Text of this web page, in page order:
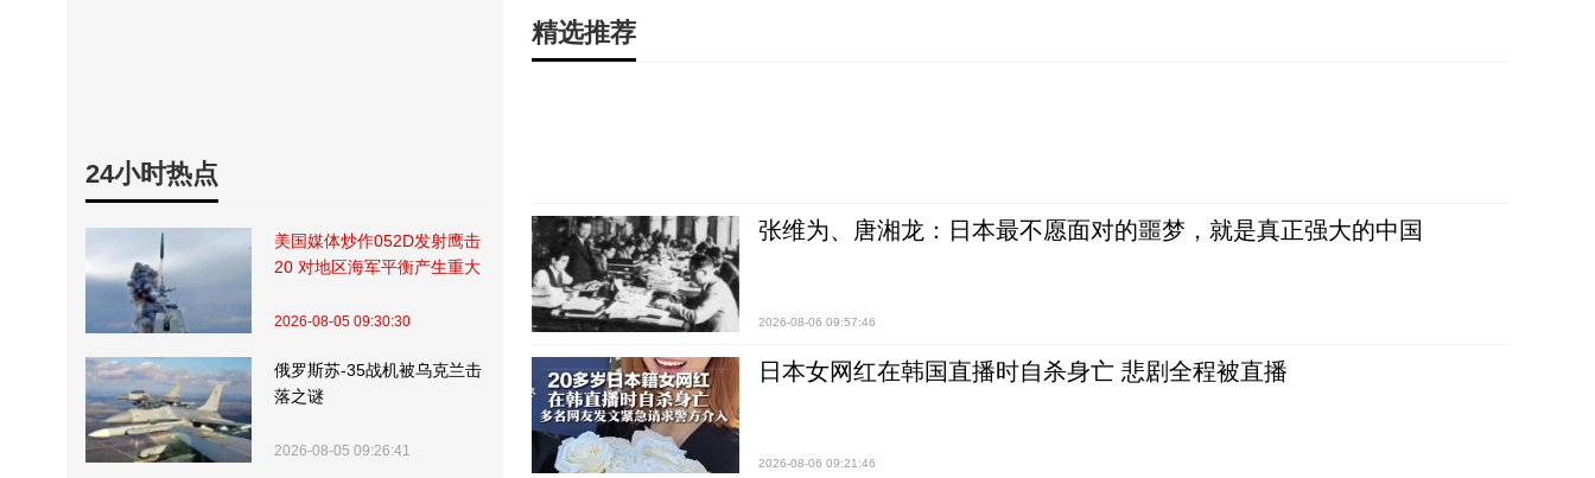
24小时热点
美国媒体炒作052D发射鹰击
20 对地区海军平衡产生重大
2026-08-05 09:30:30
俄罗斯苏-35战机被乌克兰击
落之谜
2026-08-05 09:26:41
精选推荐
张维为、唐湘龙：日本最不愿面对的噩梦，就是真正强大的中国
2026-08-06 09:57:46
日本女网红在韩国直播时自杀身亡 悲剧全程被直播
2026-08-06 09:21:46